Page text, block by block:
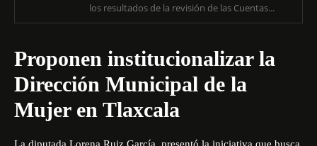
los resultados de la revisión de las Cuentas...
Proponen institucionalizar la
Dirección Municipal de la
Mujer en Tlaxcala